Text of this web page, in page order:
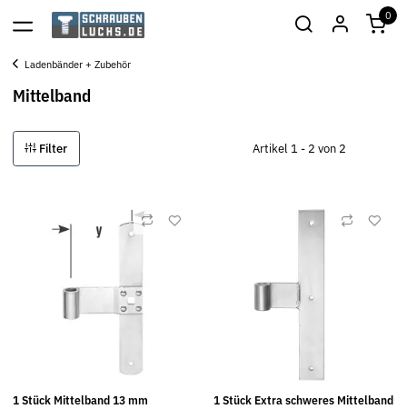
0
Ladenbänder + Zubehör
Mittelband
Filter Artikel 1 - 2 von 2
1 Stück Mittelband 13 mm
1 Stück Extra schweres Mittelband